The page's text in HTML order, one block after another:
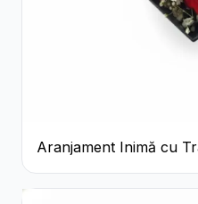
Aranjament Inimă cu
și Floarea Miresei